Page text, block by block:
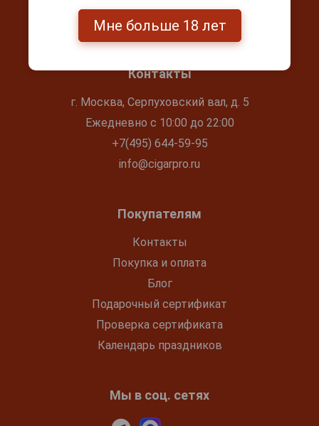
Контакты
г. Москва, Серпуховский вал, д. 5
Ежедневно с 10:00 до 22:00
+7(495) 644-59-95
info@cigarpro.ru
Покупателям
Контакты
Покупка и оплата
Блог
Подарочный сертификат
Проверка сертификата
Календарь праздников
Мы в соц. сетях
Мне больше 18 лет